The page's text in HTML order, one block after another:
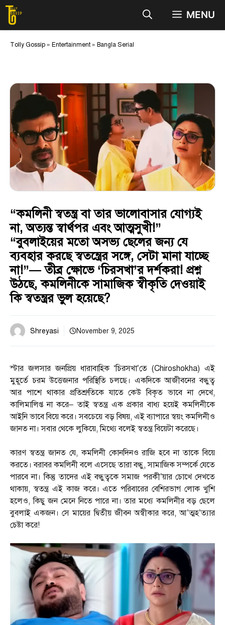
Skip
content
MENU
Tolly Gossip » Entertainment » Bangla Serial
“কমলিনী স্বতন্ত্র বা তার ভালোবাসার যোগ্যই
না, অত্যন্ত স্বার্থপর এবং আত্মসুখী!”
“বুবলাইয়ের মতো অসভ্য ছেলের জন্য যে
ব্যবহার করছে স্বতন্ত্রের সঙ্গে, সেটা মানা যাচ্ছে
না!”— তীব্র ক্ষোভে ‘চিরসখা’র দর্শকরা! প্রশ্ন
উঠছে, কমলিনীকে সামাজিক স্বীকৃতি দেওয়াই
কি স্বতন্ত্রর ভুল হয়েছে?
Shreyasi November 9, 2025
স্টার জলসার জনপ্রিয় ধারাবাহিক ‘চিরসখা’তে (Chiroshokha) এই
মুহূর্তে চরম উত্তেজনার পরিস্থিতি চলছে। একদিকে আজীবনের বন্ধুত্ব
আর পাশে থাকার প্রতিশ্রুতিকে যাতে কেউ বিকৃত ভাবে না দেখে,
কালিমালিপ্ত না করে– তাই স্বতন্ত্র এক প্রকার বাধ্য হয়েই কমলিনীকে
আইনি ভাবে বিয়ে করে। সবচেয়ে বড় বিষয়, এই ব্যাপারে স্বয়ং কমলিনীও
জানত না। সবার থেকে লুকিয়ে, মিথ্যে বলেই স্বতন্ত্র বিয়েটা করেছে।
কারণ স্বতন্ত্র জানত যে, কমলিনী কোনদিনও রাজি হবে না তাকে বিয়ে
করতে। বরাবর কমলিনী বলে এসেছে তারা বন্ধু, সামাজিক সম্পর্কে যেতে
পারবে না। কিন্তু তাদের এই বন্ধুত্বকে সমাজ পরকী’য়ার চোখে দেখতে
থাকায়, স্বতন্ত্র এই কাজ করে। এতে পরিবারের বেশিরভাগ লোক খুশি
হলেও, কিছু জন মেনে নিতে পারে না। তার মধ্যে কমলিনীর বড় ছেলে
বুবলাই একজন। সে মায়ের দ্বিতীয় জীবন অস্বীকার করে, আ’ত্মহ’ত্যার
চেষ্টা করে!